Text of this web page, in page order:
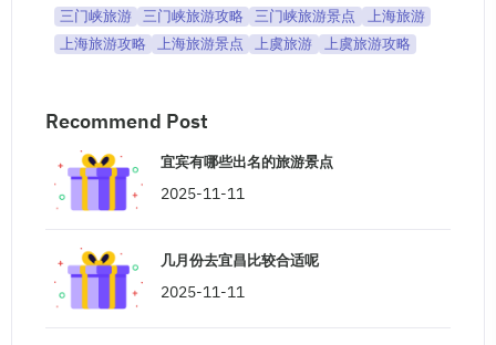
三门峡旅游
三门峡旅游攻略 三门峡旅游景点
上海旅游
上海旅游攻略
上海旅游景点 上虞旅游 上虞旅游攻略
Recommend Post
宜宾有哪些出名的旅游景点
2025-11-11
几月份去宜昌比较合适呢
2025-11-11